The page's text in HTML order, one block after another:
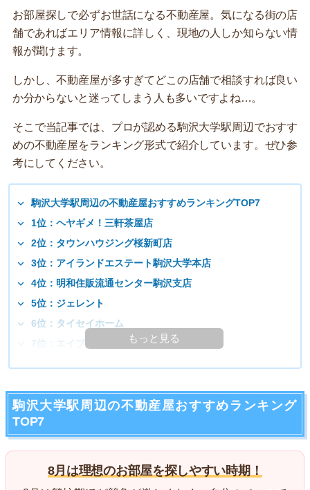
お部屋探しで必ずお世話になる不動産屋。気になる街の店
舗であればエリア情報に詳しく、現地の人しか知らない情
報が聞けます。
しかし、不動産屋が多すぎてどこの店舗で相談すれば良い
か分からないと迷ってしまう人も多いですよね…。
そこで当記事では、プロが認める駒沢大学駅周辺でおすす
めの不動産屋をランキング形式で紹介しています。ぜひ参
考にしてください。
駒沢大学駅周辺の不動産屋おすすめランキングTOP7
1位：ヘヤギメ！三軒茶屋店
2位：タウンハウジング桜新町店
3位：アイランドエステート駒沢大学本店
4位：明和住販流通センター駒沢支店
5位：ジェレント
6位：タイセイホーム
7位：エイブル駒沢大学店もっと見る
駒沢大学駅周辺の不動産屋おすすめランキング
TOP7
8月は理想のお部屋を探しやすい時期！